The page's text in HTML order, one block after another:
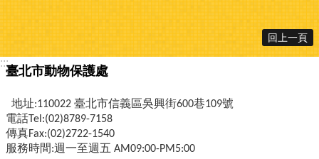
回上一頁
:::
臺北市動物保護處
地址:110022 臺北市信義區吳興街600巷109號
電話Tel:(02)8789-7158
傳真Fax:(02)2722-1540
服務時間:週一至週五 AM09:00-PM5:00